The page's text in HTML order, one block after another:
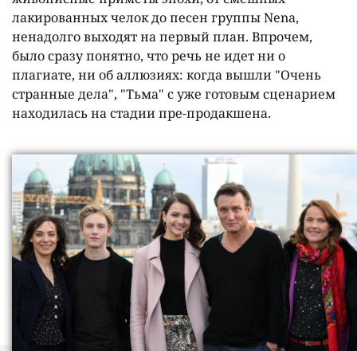
лакированных челок до песен группы Nena,
ненадолго выходят на первый план. Впрочем,
было сразу понятно, что речь не идет ни о
плагиате, ни об аллюзиях: когда вышли "Очень
странные дела", "Тьма" с уже готовым сценарием
находилась на стадии пре-продакшена.